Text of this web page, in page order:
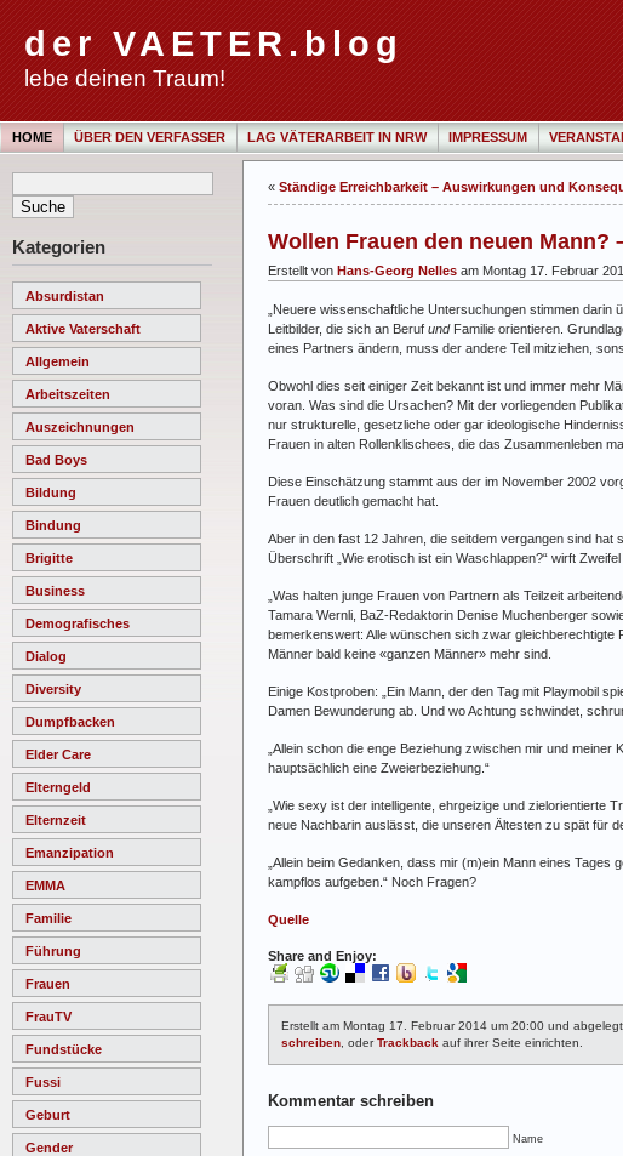
der VAETER.blog
lebe deinen Traum!
HOME ÜBER DEN VERFASSER LAG VÄTERARBEIT IN NRW IMPRESSUM
Kategorien
Absurdistan
Aktive Vaterschaft
Allgemein
Arbeitszeiten
Auszeichnungen
Bad Boys
Bildung
Bindung
Brigitte
Business
Demografisches
Dialog
Diversity
Dumpfbacken
Elder Care
Elterngeld
Elternzeit
Emanzipation
EMMA
Familie
Führung
Frauen
FrauTV
Fundstücke
Fussi
Geburt
Gender
« Ständige Erreichbarkeit – Auswirkungen und
Wollen Frauen den neuen Mann?
Erstellt von Hans-Georg Nelles am Montag 17. Februar
„Neuere wissenschaftliche Untersuchungen stimmen
Leitbilder, die sich an Beruf und Familie orientieren.
eines Partners ändern, muss der andere Teil mitziehen,
Obwohl dies seit einiger Zeit bekannt ist und immer mehr
voran. Was sind die Ursachen? Mit der vorliegenden
nur strukturelle, gesetzliche oder gar ideologische
Frauen in alten Rollenklischees, die das Zusammenleben
Diese Einschätzung stammt aus der im November 2002
Frauen deutlich gemacht hat.
Aber in den fast 12 Jahren, die seitdem vergangen sind
Überschrift „Wie erotisch ist ein Waschlappen?“ wirft Zweifel
„Was halten junge Frauen von Partnern als Teilzeit
Tamara Wernli, BaZ-Redaktorin Denise Muchenberger
bemerkenswert: Alle wünschen sich zwar gleichberechtigte
Männer bald keine «ganzen Männer» mehr sind.
Einige Kostproben: „Ein Mann, der den Tag mit Playmobil
Damen Bewunderung ab. Und wo Achtung schwindet,
„Allein schon die enge Beziehung zwischen mir und
hauptsächlich eine Zweierbeziehung.“
„Wie sexy ist der intelligente, ehrgeizige und
neue Nachbarin auslässt, die unseren Ältesten zu spät für
„Allein beim Gedanken, dass mir (m)ein Mann eines
kampflos auf­geben.“ Noch Fragen?
Quelle
Share and Enjoy:
Erstellt am Montag 17. Februar 2014 um 20:00 und
schreiben , oderTrackback auf ihrer Seite einrichten.
Kommentar schreiben
Name